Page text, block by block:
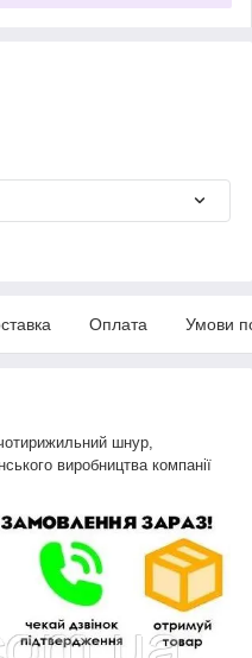
Оплата Умови
шнур,
виробництва компанії